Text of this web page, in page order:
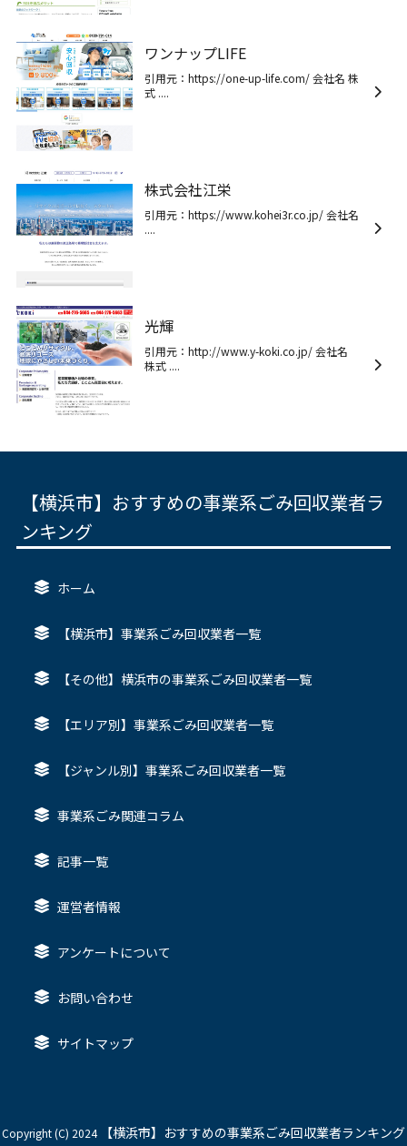
ワンナップLIFE
引用元：https://one-up-life.com/ 会社名 株
式 ....
株式会社江栄
引用元：https://www.kohei3r.co.jp/ 会社名
....
光輝
引用元：http://www.y-koki.co.jp/ 会社名
株式 ....
【横浜市】おすすめの事業系ごみ回収業者ラ
ンキング
ホーム
【横浜市】事業系ごみ回収業者一覧
【その他】横浜市の事業系ごみ回収業者一覧
【エリア別】事業系ごみ回収業者一覧
【ジャンル別】事業系ごみ回収業者一覧
事業系ごみ関連コラム
記事一覧
運営者情報
アンケートについて
お問い合わせ
サイトマップ
Copyright (C) 2024 【横浜市】おすすめの事業系ごみ回収業者ランキング